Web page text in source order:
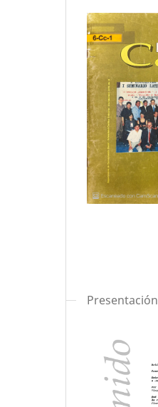
Presentación